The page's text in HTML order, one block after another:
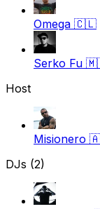
Omega 🇨🇱
Serko Fu
Host
Misionero
DJs (2)